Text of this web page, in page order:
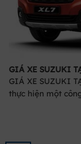
GIÁ XE SUZUKI
GIÁ XE SUZUKI
thực hiện một